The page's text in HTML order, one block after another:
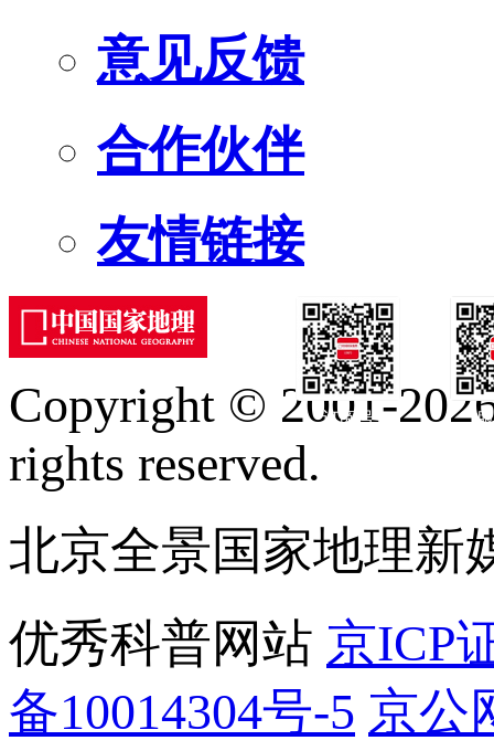
意见反馈
合作伙伴
友情链接
订阅号
Copyright © 2001-
rights reserved.
北京全景国家地理新
优秀科普网站 京ICP
备10014304号-5 京公